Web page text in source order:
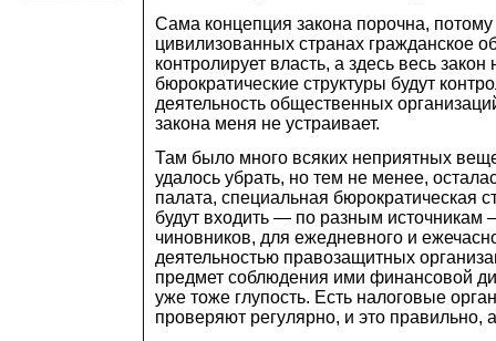
Сама концепция закона порочна, потому
цивилизованных странах гражданское
контролирует власть, а здесь весь
бюрократические структуры будут
деятельность общественных
закона меня не устраивает.
Там было много всяких неприятных
удалось убрать, но тем не менее,
палата, специальная бюрократическая
будут входить — по разным источникам
чиновников, для ежедневного и
деятельностью правозащитных
предмет соблюдения ими финансовой
уже тоже глупость. Есть налоговые
проверяют регулярно, и это